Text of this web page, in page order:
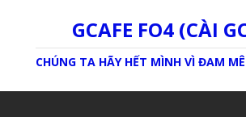
GCAFE FO4 (CÀI
CHÚNG TA HÃY HẾT MÌNH VÌ ĐAM